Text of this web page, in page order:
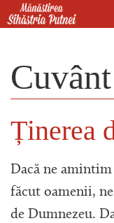
Mergi la conţinutul
Ținerea
Dacă ne
făcut oamenii,
de Dumnezeu.